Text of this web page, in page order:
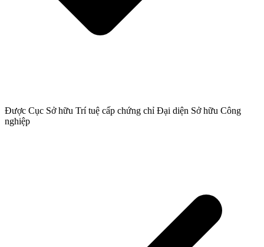
Được Cục Sở hữu Trí tuệ cấp chứng chỉ Đại diện Sở hữu Công
nghiệp